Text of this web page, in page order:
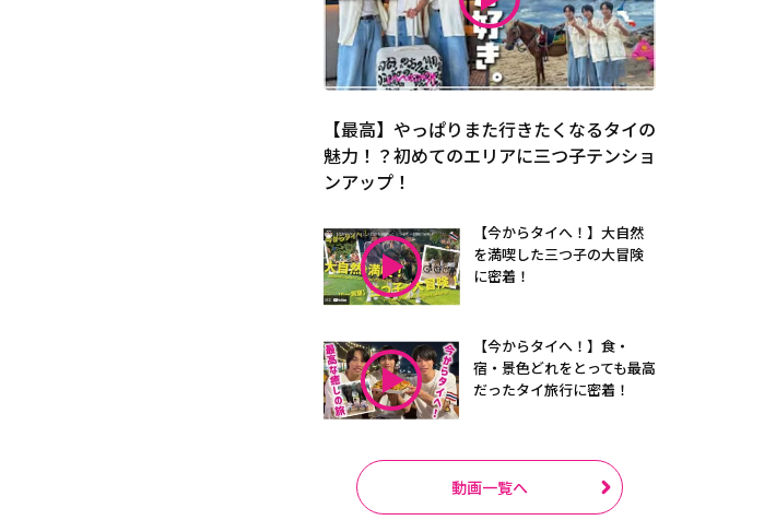
【最高】やっぱりまた行きたくなるタイの
魅力！？初めてのエリアに三つ子テンショ
ンアップ！
【今からタイへ！】大自然
を満喫した三つ子の大冒険
に密着！
【今からタイへ！】食・
宿・景色どれをとっても最高
だったタイ旅行に密着！
動画一覧へ